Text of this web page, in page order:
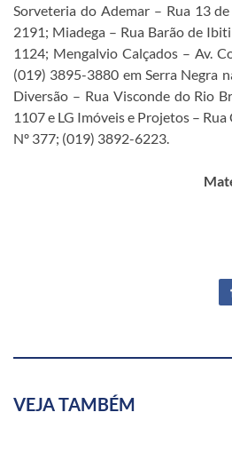
Sorveteria do Ademar – Rua 13
2191; Miadega – Rua Barão de
1124; Mengalvio Calçados – Av.
(019) 3895-3880 em Serra Negra
Diversão – Rua Visconde do Rio
1107 e LG Imóveis e Projetos –
Nº 377; (019) 3892-6223.
VEJA TAMBÉM